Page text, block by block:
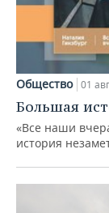
Общество 01
Большая
«Все наши
история